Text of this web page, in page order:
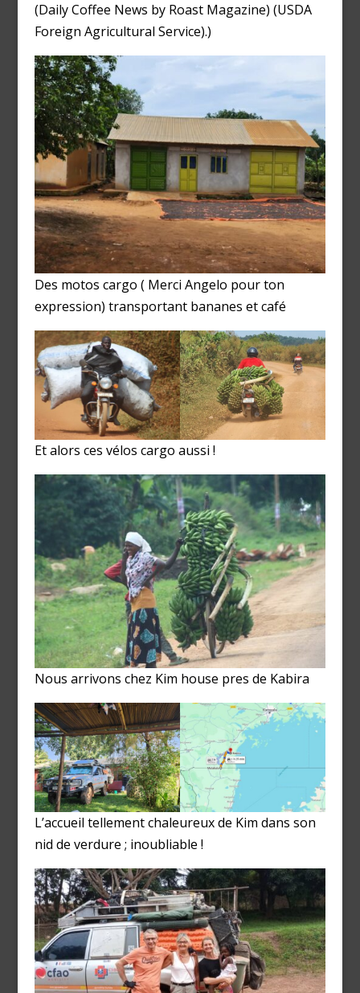
(Daily Coffee News by Roast Magazine)​​ (USDA
Foreign Agricultural Service)​.)
Des motos cargo ( Merci Angelo pour ton
expression) transportant bananes et café
Et alors ces vélos cargo aussi !
Nous arrivons chez Kim house pres de Kabira
L’accueil tellement chaleureux de Kim dans son
nid de verdure ; inoubliable !